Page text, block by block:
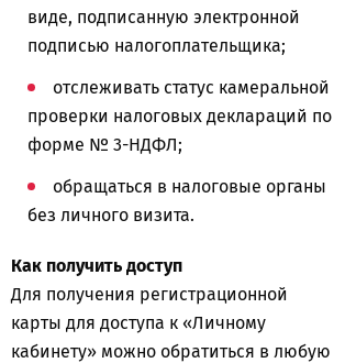
виде, подписанную электронной
подписью налогоплательщика;
отслеживать статус камеральной
проверки налоговых деклараций по
форме № 3-НДФЛ;
обращаться в налоговые органы
без личного визита.
Как получить доступ
Для получения регистрационной
карты для доступа к «Личному
кабинету» можно обратиться в любую